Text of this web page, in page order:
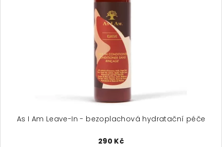
As I Am Leave-In - bezoplachová hydratační péče
290 Kč